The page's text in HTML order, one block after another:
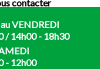
contacter
VENDREDI
/ 14h00 - 18h30
- 12h00